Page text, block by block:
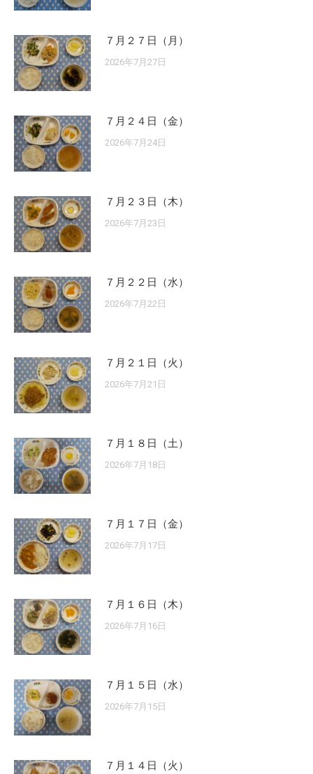
７月２７日（月）
2026年7月27日
７月２４日（金）
2026年7月24日
７月２３日（木）
2026年7月23日
７月２２日（水）
2026年7月22日
７月２１日（火）
2026年7月21日
７月１８日（土）
2026年7月18日
７月１７日（金）
2026年7月17日
７月１６日（木）
2026年7月16日
７月１５日（水）
2026年7月15日
７月１４日（火）